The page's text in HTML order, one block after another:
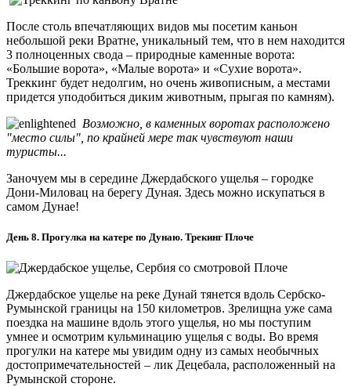
После столь впечатляющих видов мы посетим каньон
небольшой реки Вратне, уникальный тем, что в нем находится
3 полноценных свода – природные каменные ворота:
«Большие ворота», «Малые ворота» и «Сухие ворота».
Треккинг будет недолгим, но очень живописным, а местами
придется уподобиться диким животным, прыгая по камням).
Возможно, в каменных воротах расположено
"место силы", по крайней мере так чувствуют наши
туристы...
Заночуем мы в середине Джердабского ущелья – городке
Дони-Миловац на берегу Дуная. Здесь можно искупаться в
самом Дунае!
День 8. Прогулка на катере по Дунаю. Трекинг Плоче
Джердабское ущелье на реке Дунай тянется вдоль Сербско-
Румынской границы на 150 километров. Зрелищна уже сама
поездка на машине вдоль этого ущелья, но мы поступим
умнее и осмотрим кульминацию ущелья с воды. Во время
прогулки на катере мы увидим одну из самых необычных
достопримечательностей – лик Децебала, расположенный на
Румынской стороне.